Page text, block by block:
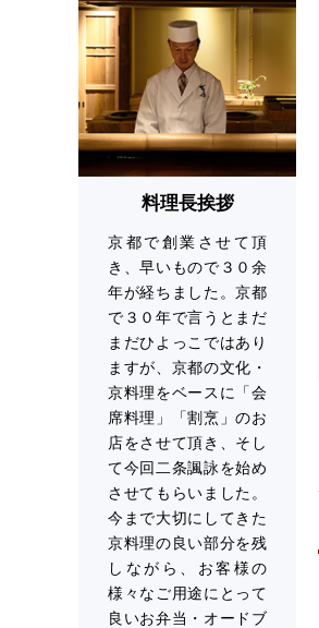
料理長挨拶
京都で創業させて頂
き、早いもので３０余
年が経ちました。京都
で３０年で言うとまだ
まだひよっこではあり
ますが、京都の文化・
京料理をベースに「会
席料理」「割烹」のお
店をさせて頂き、そし
て今回二条諷詠を始め
させてもらいました。
今まで大切にしてきた
京料理の良い部分を残
しながら、お客様の
様々なご用途にとって
良いお弁当・オードブ